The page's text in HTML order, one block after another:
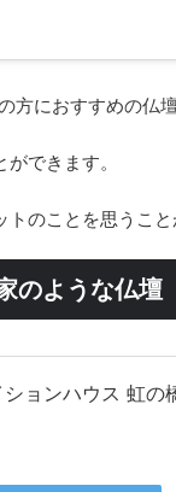
方におすすめの仏壇
できます。
のことを思うこと
のような仏壇
ョンハウス 虹の